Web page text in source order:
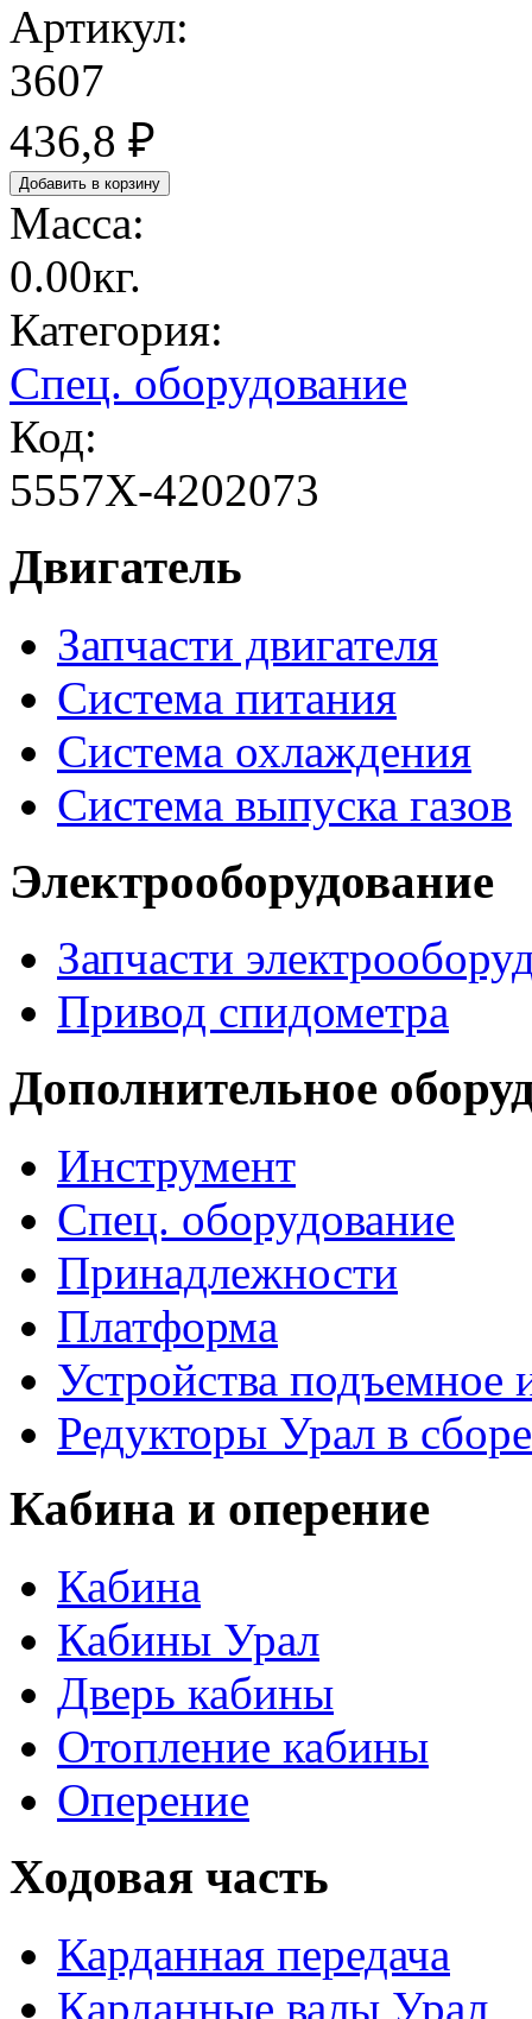
Артикул:
3607
436,8 ₽
Масса:
0.00кг.
Категория:
Спец. оборудование
Код:
5557Х-4202073
Двигатель
Запчасти двигателя
Система питания
Система охлаждения
Система выпуска газов
Электрооборудование
Запчасти
Привод спидометра
Дополнительное
Инструмент
Спец. оборудование
Принадлежности
Платформа
Устройства
Редукторы Урал в сборе
Кабина и оперение
Кабина
Кабины Урал
Дверь кабины
Отопление кабины
Оперение
Ходовая часть
Карданная передача
Карданные валы Урал